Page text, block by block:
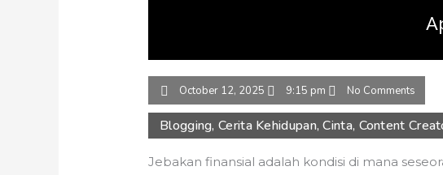
October 12, 2025 9:15 pm No Comments
Blogging,Cerita Kehidupan,Cinta, Content
Jebakan finansial adalah kondisi di mana